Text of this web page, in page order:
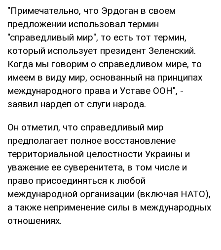
"Примечательно, что Эрдоган в своем
предложении использовал термин
"справедливый мир", то есть тот термин,
который использует президент Зеленский.
Когда мы говорим о справедливом мире, то
имеем в виду мир, основанный на принципах
международного права и Уставе ООН", -
заявил нардеп от слуги народа.
Он отметил, что справедливый мир
предполагает полное восстановление
территориальной целостности Украины и
уважение ее суверенитета, в том числе и
право присоединяться к любой
международной организации (включая НАТО),
а также неприменение силы в международных
отношениях.